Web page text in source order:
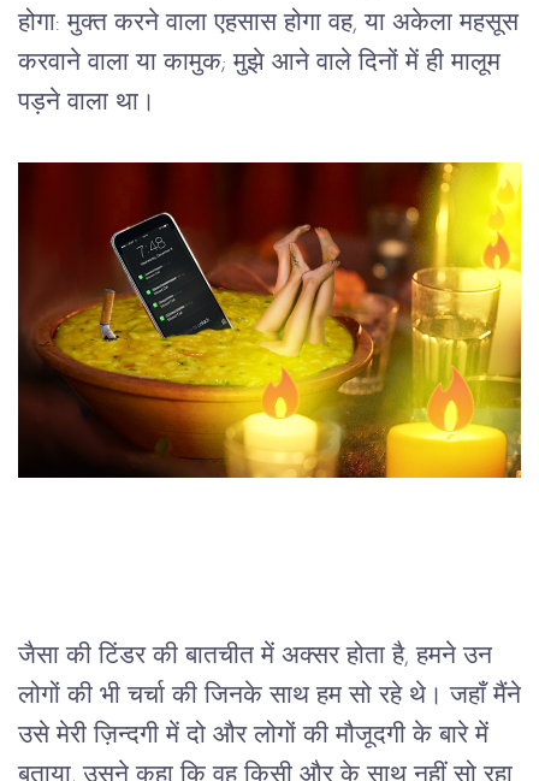
होगा: मुक्त करने वाला एहसास होगा वह, या अकेला महसूस
करवाने वाला या कामुक; मुझे आने वाले दिनों में ही मालूम
पड़ने वाला था।
जैसा की टिंडर की बातचीत में अक्सर होता है, हमने उन
लोगों की भी चर्चा की जिनके साथ हम सो रहे थे। जहाँ मैंने
उसे मेरी ज़िन्दगी में दो और लोगों की मौजूदगी के बारे में
बताया, उसने कहा कि वह किसी और के साथ नहीं सो रहा